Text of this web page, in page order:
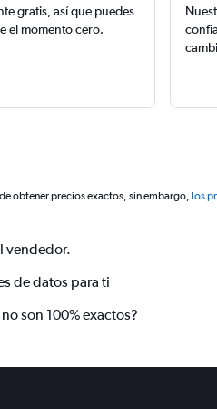
gratis, así que puedes
el momento cero.
obtener precios exactos, sin embargo, los
vendedor.
de datos para ti
son 100% exactos?